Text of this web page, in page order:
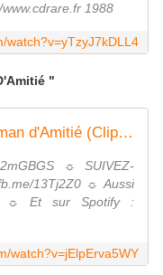
1988
watch?v=yTzyJ7kDLL4
"
Elsa & Glenn Medeiros- Un Roman d'Amitié (Clip Officiel)
☼ SUIVEZ-
13Tj2Z0 ☼ Aussi
☼ Et sur Spotify :
watch?v=jElpErva5WY